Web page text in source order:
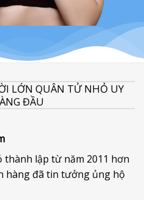
LỚN QUÂN TỬ NHỎ UY
ĐẦU
thành lập từ năm 2011 hơn
hàng đã tin tưởng ủng hộ